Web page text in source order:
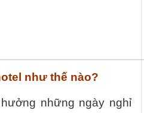
như thế nào?
những ngày nghỉ